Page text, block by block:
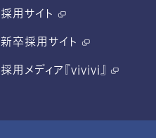
採用サイト
新卒採用サイト
採用メディア『vivivi』